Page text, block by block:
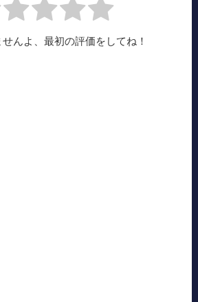
んよ、最初の評価をしてね！